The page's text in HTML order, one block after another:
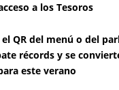
a los Tesoros
el QR del menú o del
récords y se
este verano